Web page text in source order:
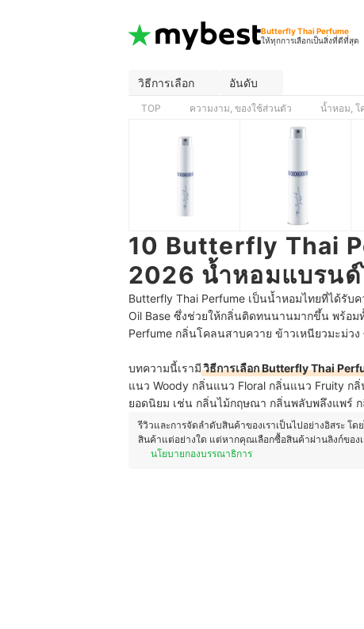
Butterfly Thai Perfume
ให้ทุกการเลือกเป็นสิ่งที่ดีที่สุด
วิธีการเลือก อันดับ
TOP ความงาม, ของใช้ส่วนตัว น้ำหอม, โ
10 Butterfly Thai
2026 น้ำหอมแบรนด์
Butterfly Thai Perfume เป็นน้ำหอมไทยที่ได้รั
Oil Base ซึ่งช่วยให้กลิ่นติดทนนานมากขึ้น พร้อ
Perfume กลิ่นโคลนสาบควาย ข้าวเหนียวมะม่ว
บทความนี้เรามีวิธีการเลือก Butterfly Thai
แนว Woody กลิ่นแนว Floral กลิ่นแนว Fruity ก
ยอดนิยม เช่น กลิ่นไม้กฤษณา กลิ่นพลับพลึงแพร์
รีวิวและการจัดลำดับสินค้าของเราเป็นไปอย่างอิสระ โ
สินค้าแต่อย่างใด แต่หากคุณเลือกซื้อสินค้าผ่านลิงก์ของ
นโยบายกองบรรณาธิการ